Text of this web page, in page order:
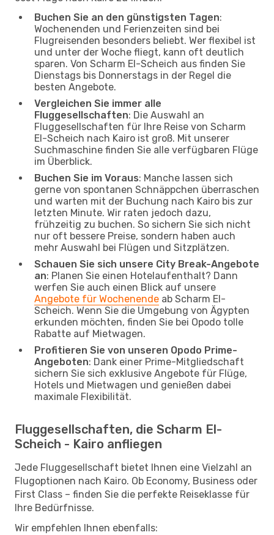
Buchen Sie an den günstigsten Tagen:
Wochenenden und Ferienzeiten sind bei
Flugreisenden besonders beliebt. Wer flexibel ist
und unter der Woche fliegt, kann oft deutlich
sparen. Von Scharm El-Scheich aus finden Sie
Dienstags bis Donnerstags in der Regel die
besten Angebote.
Vergleichen Sie immer alle
Fluggesellschaften: Die Auswahl an
Fluggesellschaften für Ihre Reise von Scharm
El-Scheich nach Kairo ist groß. Mit unserer
Suchmaschine finden Sie alle verfügbaren Flüge
im Überblick.
Buchen Sie im Voraus: Manche lassen sich
gerne von spontanen Schnäppchen überraschen
und warten mit der Buchung nach Kairo bis zur
letzten Minute. Wir raten jedoch dazu,
frühzeitig zu buchen. So sichern Sie sich nicht
nur oft bessere Preise, sondern haben auch
mehr Auswahl bei Flügen und Sitzplätzen.
Schauen Sie sich unsere City Break-Angebote
an: Planen Sie einen Hotelaufenthalt? Dann
werfen Sie auch einen Blick auf unsere
Angebote für Wochenende ab Scharm El-
Scheich. Wenn Sie die Umgebung von Ägypten
erkunden möchten, finden Sie bei Opodo tolle
Rabatte auf Mietwagen.
Profitieren Sie von unseren Opodo Prime-
Angeboten: Dank einer Prime-Mitgliedschaft
sichern Sie sich exklusive Angebote für Flüge,
Hotels und Mietwagen und genießen dabei
maximale Flexibilität.
Fluggesellschaften, die Scharm El-
Scheich - Kairo anfliegen
Jede Fluggesellschaft bietet Ihnen eine Vielzahl an
Flugoptionen nach Kairo. Ob Economy, Business oder
First Class – finden Sie die perfekte Reiseklasse für
Ihre Bedürfnisse.
Wir empfehlen Ihnen ebenfalls: